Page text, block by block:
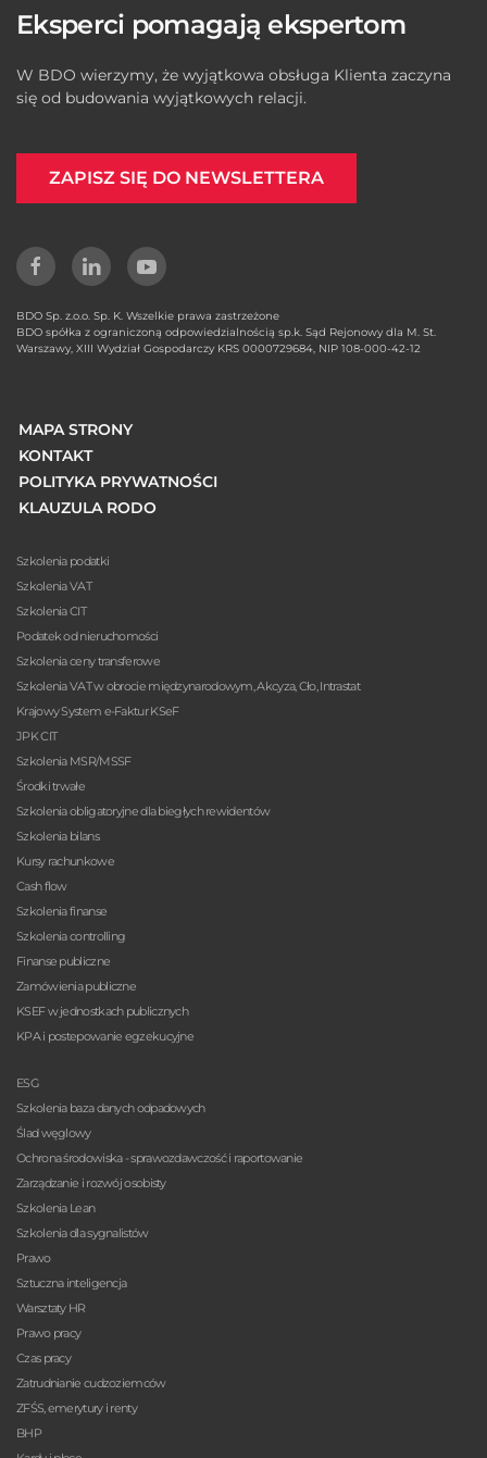
Eksperci pomagają ekspertom
W BDO wierzymy, że wyjątkowa obsługa Klienta zaczyna
się od budowania wyjątkowych relacji.
ZAPISZ SIĘ DO NEWSLETTERA
BDO Sp. z.o.o. Sp. K. Wszelkie prawa zastrzeżone
BDO spółka z ograniczoną odpowiedzialnością sp.k. Sąd Rejonowy dla M. St.
Warszawy, XIII Wydział Gospodarczy KRS 0000729684, NIP 108-000-42-12
MAPA STRONY
KONTAKT
POLITYKA PRYWATNOŚCI
KLAUZULA RODO
Szkolenia podatki
Szkolenia VAT
Szkolenia CIT
Podatek od nieruchomości
Szkolenia ceny transferowe
Szkolenia VAT w obrocie międzynarodowym, Akcyza, Cło, Intrastat
Krajowy System e-Faktur KSeF
JPK CIT
Szkolenia MSR/MSSF
Środki trwałe
Szkolenia obligatoryjne dla biegłych rewidentów
Szkolenia bilans
Kursy rachunkowe
Cash flow
Szkolenia finanse
Szkolenia controlling
Finanse publiczne
Zamówienia publiczne
KSEF w jednostkach publicznych
KPA i postepowanie egzekucyjne
ESG
Szkolenia baza danych odpadowych
Ślad węglowy
Ochrona środowiska - sprawozdawczość i raportowanie
Zarządzanie i rozwój osobisty
Szkolenia Lean
Szkolenia dla sygnalistów
Prawo
Sztuczna inteligencja
Warsztaty HR
Prawo pracy
Czas pracy
Zatrudnianie cudzoziemców
ZFŚS, emerytury i renty
BHP